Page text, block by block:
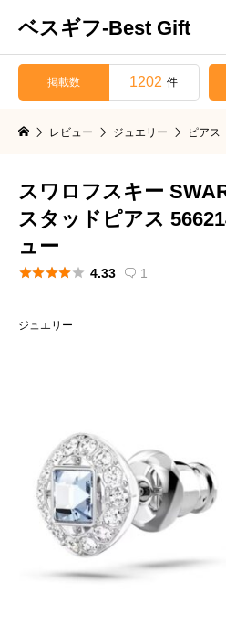
ベスギフ-Best Gift
掲載数 1202 件
レビュー ジュエリー ピアス
スワロフスキー
スタッドピアス
ュー
 4.33  1
ジュエリー